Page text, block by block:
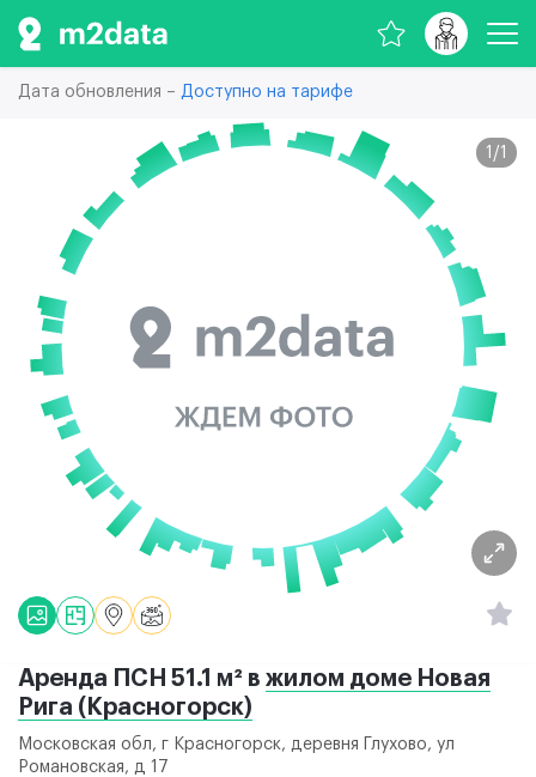
Дата обновления – Доступно на тарифе
1 /1
Аренда ПСН 51.1 м² в жилом доме Новая
Рига (Красногорск)
Московская обл, г Красногорск, деревня Глухово, ул
Романовская, д 17